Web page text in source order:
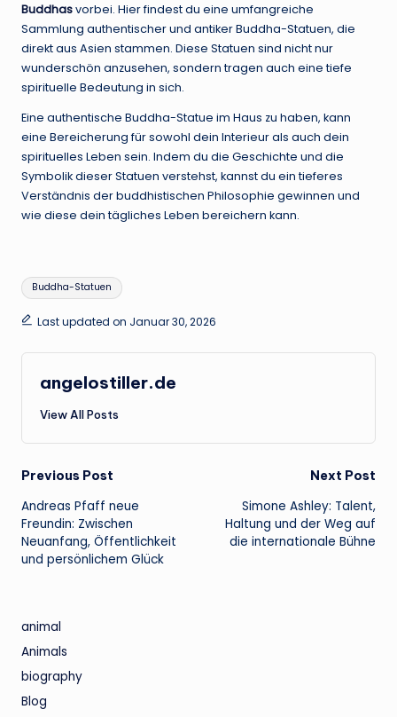
Buddhasvorbei. Hier findest du eine umfangreiche
Sammlung authentischer und antiker Buddha-Statuen, die
direkt aus Asien stammen. Diese Statuen sind nicht nur
wunderschön anzusehen, sondern tragen auch eine tiefe
spirituelle Bedeutung in sich.
Eine authentische Buddha-Statue im Haus zu haben, kann
eine Bereicherung für sowohl dein Interieur als auch dein
spirituelles Leben sein. Indem du die Geschichte und die
Symbolik dieser Statuen verstehst, kannst du ein tieferes
Verständnis der buddhistischen Philosophie gewinnen und
wie diese dein tägliches Leben bereichern kann.
Tags:
Buddha-Statuen
Last updated on Januar 30, 2026
angelostiller.de
View All Posts
Post
navigation
Previous Post
Andreas Pfaff neue
Freundin: Zwischen
Neuanfang, Öffentlichkeit
und persönlichem Glück
Next Post
Simone Ashley: Talent,
Haltung und der Weg auf
die internationale Bühne
animal
Animals
biography
Blog